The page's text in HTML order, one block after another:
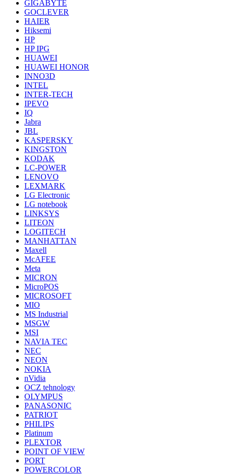
GIGABYTE
GOCLEVER
HAIER
Hiksemi
HP
HP IPG
HUAWEI
HUAWEI HONOR
INNO3D
INTEL
INTER-TECH
IPEVO
IQ
Jabra
JBL
KASPERSKY
KINGSTON
KODAK
LC-POWER
LENOVO
LEXMARK
LG Electronic
LG notebook
LINKSYS
LITEON
LOGITECH
MANHATTAN
Maxell
McAFEE
Meta
MICRON
MicroPOS
MICROSOFT
MIO
MS Industrial
MSGW
MSI
NAVIA TEC
NEC
NEON
NOKIA
nVidia
OCZ tehnology
OLYMPUS
PANASONIC
PATRIOT
PHILIPS
Platinum
PLEXTOR
POINT OF VIEW
PORT
POWERCOLOR